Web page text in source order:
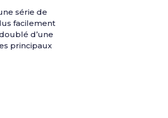
série de
facilement
d’une
principaux